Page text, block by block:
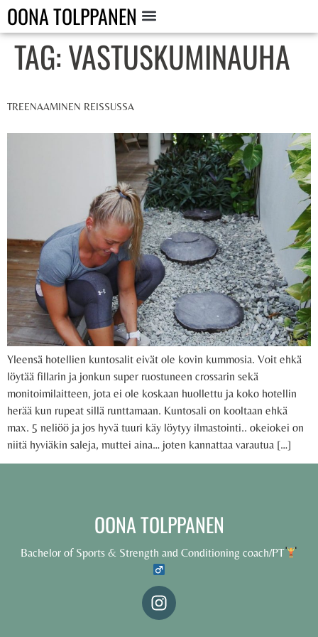
OONA TOLPPANEN
TAG:VASTUSKUMINAUHA
TREENAAMINEN REISSUSSA
Yleensä hotellien kuntosalit eivät ole kovin kummosia. Voit ehkä
löytää fillarin ja jonkun super ruostuneen crossarin sekä
monitoimilaitteen, jota ei ole koskaan huollettu ja koko hotellin
herää kun rupeat sillä runttamaan. Kuntosali on kooltaan ehkä
max. 5 neliöö ja jos hyvä tuuri käy löytyy ilmastointi.. okeiokei on
niitä hyviäkin saleja, muttei aina… joten kannattaa varautua […]
OONA TOLPPANEN
Bachelor of Sports & Strength and Conditioning coach/PT